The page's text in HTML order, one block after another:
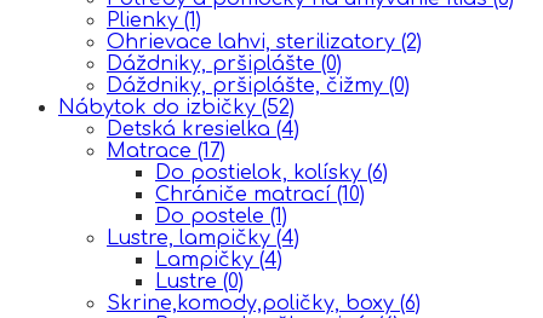
Plienky (1)
Ohrievace lahvi, sterilizatory (2)
Dáždniky, pršiplášte (0)
Dáždniky, pršiplášte, čižmy (0)
Nábytok do izbičky (52)
Detská kresielka (4)
Matrace (17)
Do postielok, kolísky (6)
Chrániče matrací (10)
Do postele (1)
Lustre, lampičky (4)
Lampičky (4)
Lustre (0)
Skrine,komody,poličky, boxy (6)